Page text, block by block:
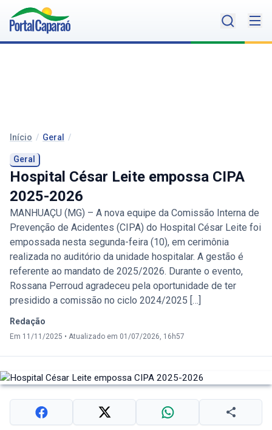
Início / Geral /
Geral
Hospital César Leite empossa CIPA
2025-2026
MANHUAÇU (MG) – A nova equipe da Comissão Interna de
Prevenção de Acidentes (CIPA) do Hospital César Leite foi
empossada nesta segunda-feira (10), em cerimônia
realizada no auditório da unidade hospitalar. A gestão é
referente ao mandato de 2025/2026. Durante o evento,
Rossana Perroud agradeceu pela oportunidade de ter
presidido a comissão no ciclo 2024/2025 […]
Redação
Em 11/11/2025 • Atualizado em 01/07/2026, 16h57